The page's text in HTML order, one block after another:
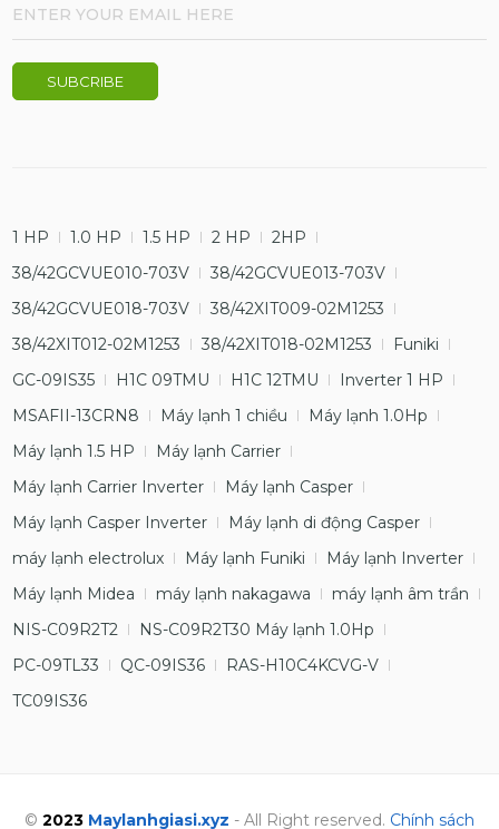
1 HP 1.0 HP 1.5 HP 2 HP
2HP
38/42GCVUE010-703V
38/42GCVUE013-703V
38/42GCVUE018-703V
38/42XIT009-02M1253
38/42XIT012-02M1253
38/42XIT018-02M1253
Funiki
GC-09IS35
H1C 09TMU H1C 12TMU
Inverter 1 HP
MSAFII-13CRN8
Máy lạnh 1 chiều
Máy lạnh 1.0Hp
Máy lạnh 1.5 HP
Máy lạnh Carrier
Máy lạnh Carrier Inverter
Máy lạnh Casper
Máy lạnh Casper Inverter
Máy lạnh di động Casper
máy lạnh electrolux
Máy lạnh Funiki
Máy lạnh Inverter
Máy lạnh Midea
máy lạnh nakagawa
máy lạnh âm trần
NIS-C09R2T2
NS-C09R2T30 Máy lạnh 1.0Hp
PC-09TL33
QC-09IS36
RAS-H10C4KCVG-V
TC09IS36
© 2023 Maylanhgiasi.xyz - All Right reserved. Chính sách